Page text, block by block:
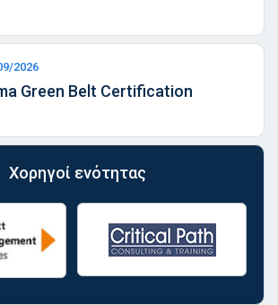
2026
Green Belt Certification
Χορηγοί ενότητας